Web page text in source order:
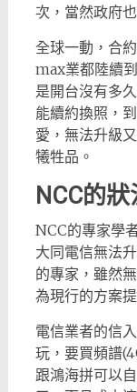
次，當然政府
全球一動，合
max業都陸續
是開台沒有多
能續約換照，
愛，無法升級
犧牲品。
NCC的
NCC的專家學
大同電信無法
的專家，雖然
為現行的方案
電信業者的信
玩，要買頻譜
跟鴻海拼可以